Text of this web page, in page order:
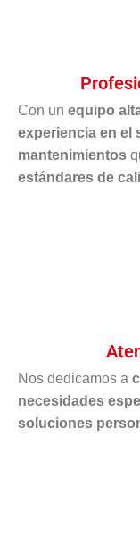
Con un equipo
experiencia en el
mantenimientos
estándares de
Nos dedicamos a
necesidades
soluciones